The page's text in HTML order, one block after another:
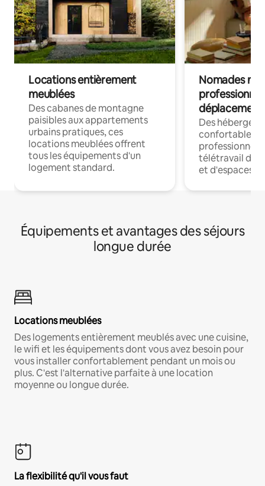
Locations entièrement
meublées
Des cabanes de montagne
paisibles aux appartements
urbains pratiques, ces
locations meublées offrent
tous les équipements d'un
logement standard.
Nomades
déplacement
Des
confortables
professionnels
télétravail
et d'espaces
Équipements et avantages des séjours
longue durée
Locations meublées
Des logements entièrement meublés avec une cuisine,
le wifi et les équipements dont vous avez besoin pour
vous installer confortablement pendant un mois ou
plus. C'est l'alternative parfaite à une location
moyenne ou longue durée.
La flexibilité qu'il vous faut